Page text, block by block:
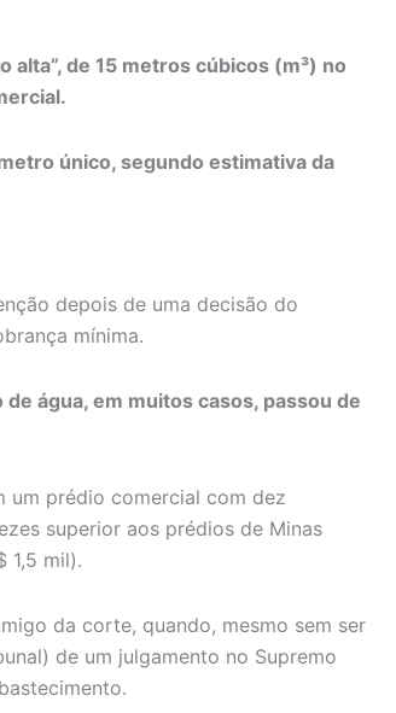
alta”, de 15 metros cúbicos (m³) no
único, segundo estimativa da
depois de uma decisão do
mínima.
água, em muitos casos, passou de
um prédio comercial com dez
superior aos prédios de Minas
1,5 mil).
da corte, quando, mesmo sem ser
de um julgamento no Supremo